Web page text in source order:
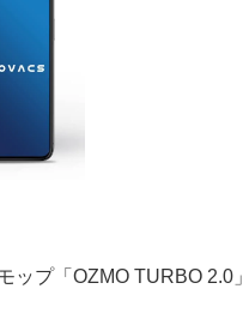
プ「OZMO TURBO 2.0」